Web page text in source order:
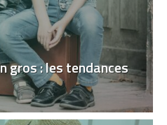
gros : les tendances